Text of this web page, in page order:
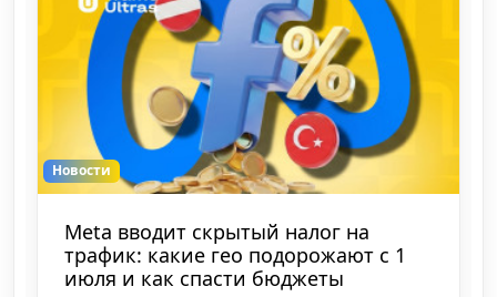
Новости
Meta выкатила масштабное ИИ-
обновление для Ads Manager
Марк Цукерберг продолжает закручивать